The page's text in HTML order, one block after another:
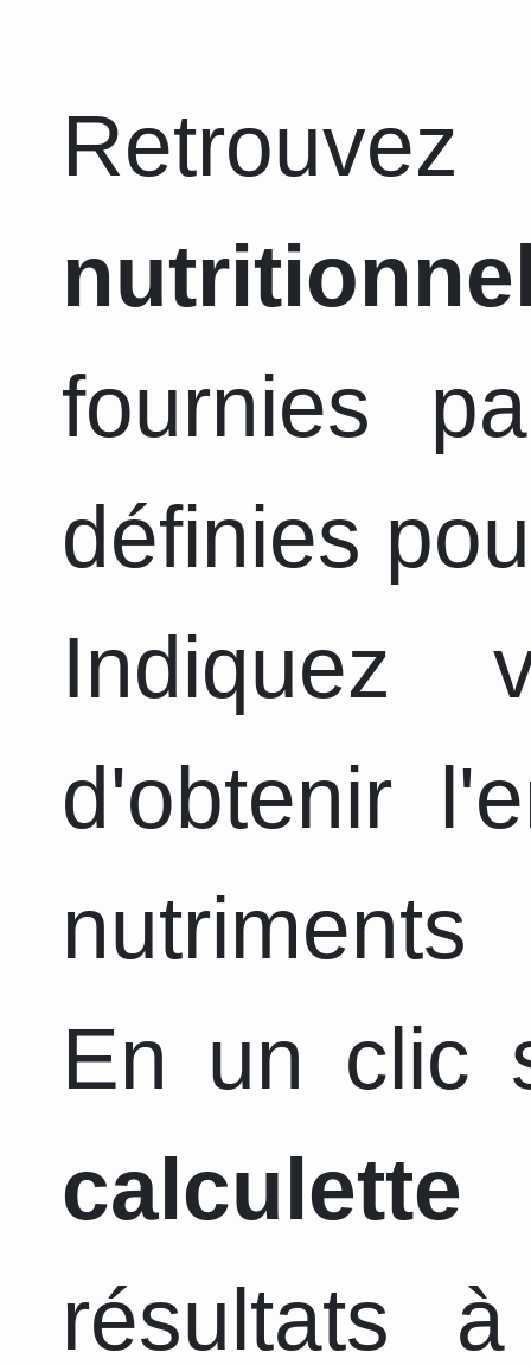
fournies
définies
Indiquez
d'obtenir
En un clic
calculette
résultats